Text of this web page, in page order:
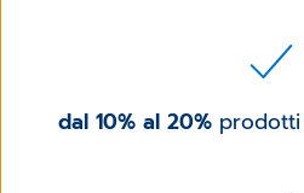
dal 10% al 20%